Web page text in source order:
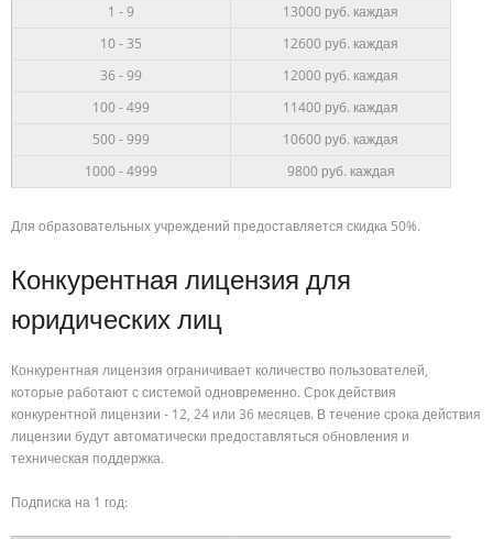
1 - 9
13000 руб. каждая
10 - 35
12600 руб. каждая
36 - 99
12000 руб. каждая
100 - 499
11400 руб. каждая
500 - 999
10600 руб. каждая
1000 - 4999
9800 руб. каждая
Для образовательных учреждений предоставляется скидка 50%.
Конкурентная лицензия для
юридических лиц
Конкурентная лицензия ограничивает количество пользователей,
которые работают с системой одновременно. Срок действия
конкурентной лицензии - 12, 24 или 36 месяцев. В течение срока действия
лицензии будут автоматически предоставляться обновления и
техническая поддержка.
Подписка на 1 год: